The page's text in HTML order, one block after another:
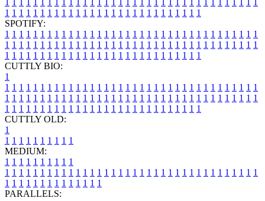
1 1 1 1 1 1 1 1 1 1 1 1 1 1 1 1 1 1 1 1 1 1 1 1 1 1 1 1
SPOTIFY:
1 1 1 1 1 1 1 1 1 1 1 1 1 1 1 1 1 1 1 1 1 1 1 1 1 1 1 1 1 1 1 1 1 1 1 1
1 1 1 1 1 1 1 1 1 1 1 1 1 1 1 1 1 1 1 1 1 1 1 1 1 1 1 1 1 1 1 1 1 1 1 1
1 1 1 1 1 1 1 1 1 1 1 1 1 1 1 1 1 1 1 1 1 1 1 1 1 1 1 1
CUTTLY BIO:
1
1 1 1 1 1 1 1 1 1 1 1 1 1 1 1 1 1 1 1 1 1 1 1 1 1 1 1 1 1 1 1 1 1 1 1 1
1 1 1 1 1 1 1 1 1 1 1 1 1 1 1 1 1 1 1 1 1 1 1 1 1 1 1 1 1 1 1 1 1 1 1 1
1 1 1 1 1 1 1 1 1 1 1 1 1 1 1 1 1 1 1 1 1 1 1 1 1 1 1 1
CUTTLY OLD:
1
1 1 1 1 1 1 1 1 1 1
MEDIUM:
1 1 1 1 1 1 1 1 1 1
1 1 1 1 1 1 1 1 1 1 1 1 1 1 1 1 1 1 1 1 1 1 1 1 1 1 1 1 1 1 1 1 1 1 1 1
1 1 1 1 1 1 1 1 1 1 1 1 1 1
PARALLELS: